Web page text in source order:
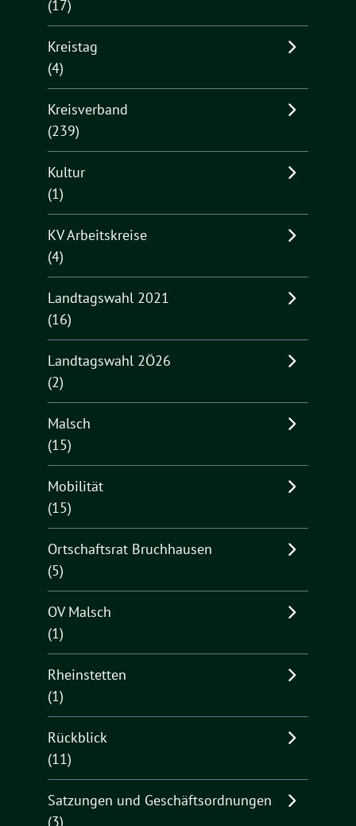
(17)
Kreistag
(4)
Kreisverband
(239)
Kultur
(1)
KV Arbeitskreise
(4)
Landtagswahl 2021
(16)
Landtagswahl 2Ö26
(2)
Malsch
(15)
Mobilität
(15)
Ortschaftsrat Bruchhausen
(5)
OV Malsch
(1)
Rheinstetten
(1)
Rückblick
(11)
Satzungen und Geschäftsordnungen
(3)